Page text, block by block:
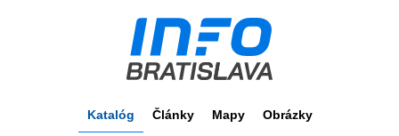
Katalóg Články Mapy Obrázky